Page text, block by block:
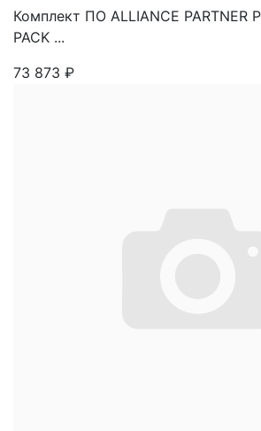
Комплект ПО ALLIANCE PARTNER
PACK ...
73 873 ₽